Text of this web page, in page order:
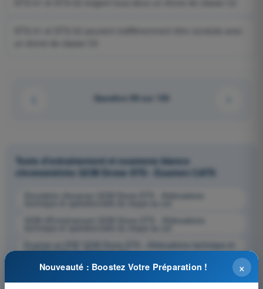
Question 89 sur 103
Tests d'entraînement et examens blancs
chronométrés QCM Drone STS - Examen CATS
Simulation d'examen QCM Drone STS - Atténuations
QCM d'Entraînement QCM Drone STS - Atténuations
Examen en PDF QCM Drone STS - Atténuations technique et
opérationnelle du risque au sol
×
Nouveauté : Boostez Votre Préparation !